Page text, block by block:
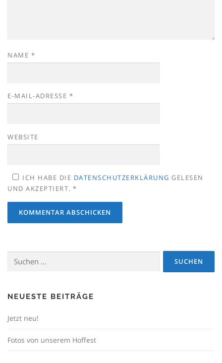
NAME *
E-MAIL-ADRESSE *
WEBSITE
ICH HABE DIE DATENSCHUTZERKLÄRUNG GELESEN
UND AKZEPTIERT. *
nach:
NEUESTE BEITRÄGE
Jetzt neu!
Fotos von unserem Hoffest